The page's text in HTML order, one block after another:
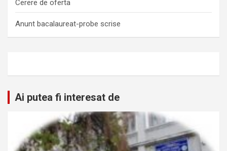
Cerere de oferta
Anunt bacalaureat-probe scrise
Ai putea fi interesat de